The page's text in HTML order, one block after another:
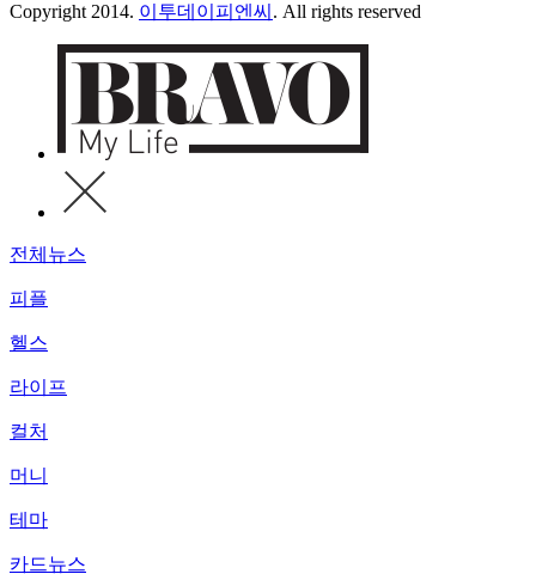
Copyright 2014. 이투데이피엔씨 . All rights reserved
전체뉴스
피플
헬스
라이프
컬처
머니
테마
카드뉴스